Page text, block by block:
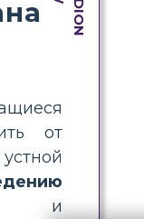
от
и